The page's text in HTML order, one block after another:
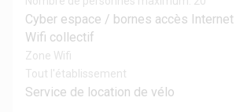
Cyber espace / bornes accès Internet
Wifi collectif
Zone Wifi
Tout l'établissement
Service de location de vélo